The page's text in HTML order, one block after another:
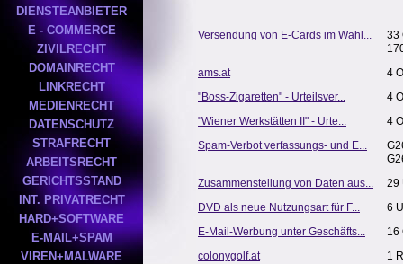
DIENSTEANBIETER
E - COMMERCE
ZIVILRECHT
DOMAINRECHT
LINKRECHT
MEDIENRECHT
DATENSCHUTZ
STRAFRECHT
ARBEITSRECHT
GERICHTSSTAND
INT. PRIVATRECHT
HARD+SOFTWARE
E-MAIL+SPAM
VIREN+MALWARE
Versendung von E-Cards im Wahl...
33
ams.at
4
"Boss-Zigaretten" - Urteilsver...
4
"Wiener Werkstätten II" - Urte...
4
Spam-Verbot verfassungs- und E...
Zusammenstellung von Daten aus...
29
DVD als neue Nutzungsart für F...
6
E-Mail-Werbung unter Geschäfts...
16
colonygolf.at
1